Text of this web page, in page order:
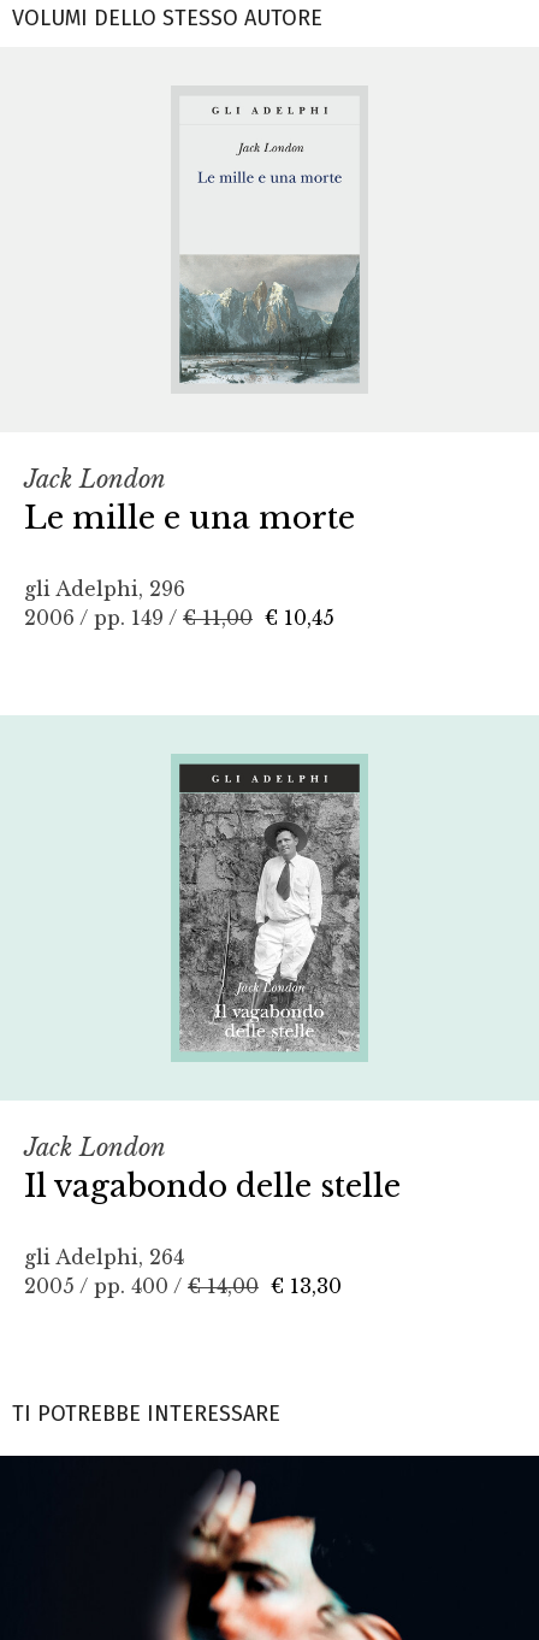
VOLUMI DELLO STESSO AUTORE
Jack London
Le mille e una morte
gli Adelphi, 296
2006 / pp. 149 / € 11,00 € 10,45
Jack London
Il vagabondo delle stelle
gli Adelphi, 264
2005 / pp. 400 / € 14,00 € 13,30
TI POTREBBE INTERESSARE